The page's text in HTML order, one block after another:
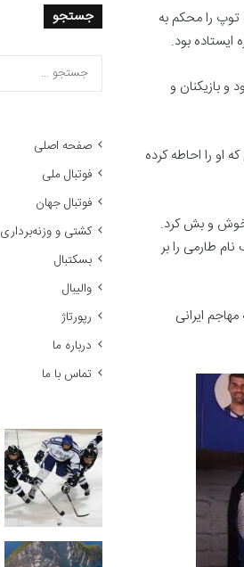
توپ را محکم به
بود.
و بازیکنان و
او را احاطه کرده
خوش و بش کرد.
طارمی را بر
ایرانی
جستجو
صفحه اصلی
فوتبال ملی
فوتبال جهان
کشتی و وزنه‌برداری
بسکتبال
والیبال
رپورتاژ
درباره ما
تماس با ما